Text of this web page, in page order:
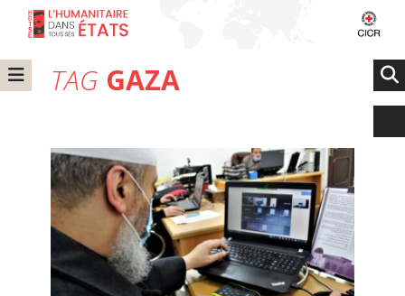
TAG GAZA